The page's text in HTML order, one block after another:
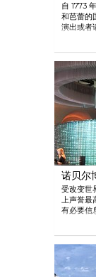
自 1773
和芭蕾的
演出或者
后台，
诺贝尔
受改变世
上声誉最
有必要信
您的思